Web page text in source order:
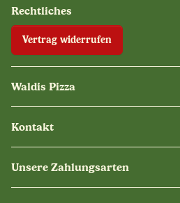
Rechtliches
Vertrag widerrufen
Waldis Pizza
Kontakt
Unsere Zahlungsarten